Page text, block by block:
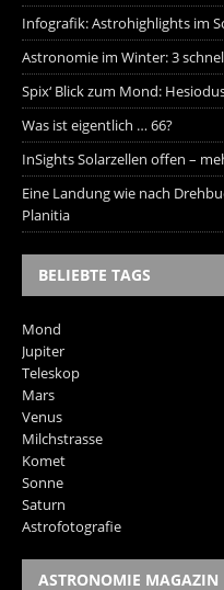
Infografik: Astrohighlights im
Astronomie im Winter: 3
Spix‘ Blick zum Mond:
Was ist eigentlich … 66?
InSights Solarzellen offen –
Eine Landung wie nach
Planitia
BELIEBTE TAGS
Mond
Jupiter
Teleskop
Mars
Venus
Milchstrasse
Komet
Sonne
Saturn
Astrofotografie
ASTRONOMIE MAGAZIN